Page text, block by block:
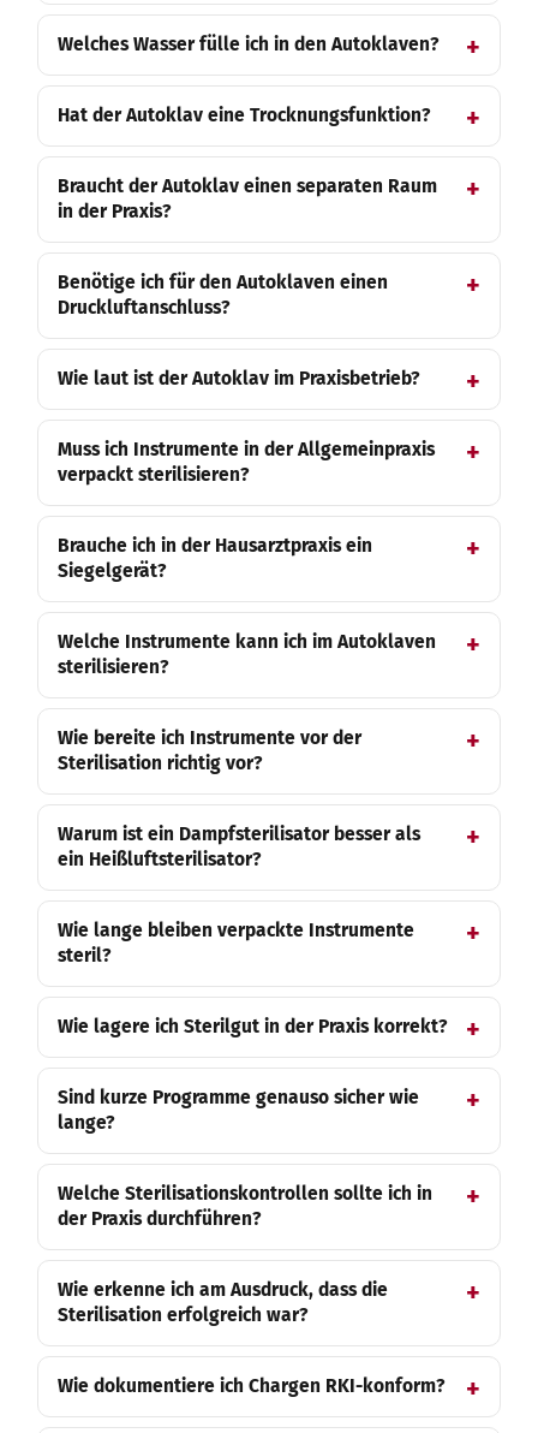
Welches Wasser fülle ich in den Autoklaven?
Hat der Autoklav eine Trocknungsfunktion?
Braucht der Autoklav einen separaten Raum
in der Praxis?
Benötige ich für den Autoklaven einen
Druckluftanschluss?
Wie laut ist der Autoklav im Praxisbetrieb?
Muss ich Instrumente in der Allgemeinpraxis
verpackt sterilisieren?
Brauche ich in der Hausarztpraxis ein
Siegelgerät?
Welche Instrumente kann ich im Autoklaven
sterilisieren?
Wie bereite ich Instrumente vor der
Sterilisation richtig vor?
Warum ist ein Dampfsterilisator besser als
ein Heißluftsterilisator?
Wie lange bleiben verpackte Instrumente
steril?
Wie lagere ich Sterilgut in der Praxis korrekt?
Sind kurze Programme genauso sicher wie
lange?
Welche Sterilisationskontrollen sollte ich in
der Praxis durchführen?
Wie erkenne ich am Ausdruck, dass die
Sterilisation erfolgreich war?
Wie dokumentiere ich Chargen RKI-konform?